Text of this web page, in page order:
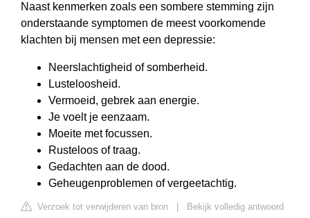
Naast kenmerken zoals een sombere stemming zijn
onderstaande symptomen de meest voorkomende
klachten bij mensen met een depressie:
Neerslachtigheid of somberheid.
Lusteloosheid.
Vermoeid, gebrek aan energie.
Je voelt je eenzaam.
Moeite met focussen.
Rusteloos of traag.
Gedachten aan de dood.
Geheugenproblemen of vergeetachtig.
Verzoek tot verwijderen van bron
Bekijk volledig antwoord